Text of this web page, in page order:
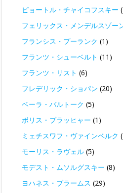
ピョートル・チャイコフスキー
フェリックス・メンデルスゾー
フランシス・プーランク (1)
フランツ・シューベルト (11)
フランツ・リスト (6)
フレデリック・ショパン (20)
ベーラ・バルトーク (5)
ボリス・ブラッヒャー (1)
ミェチスワフ・ヴァインベルク
モーリス・ラヴェル (5)
モデスト・ムソルグスキー (8)
ヨハネス・ブラームス (29)